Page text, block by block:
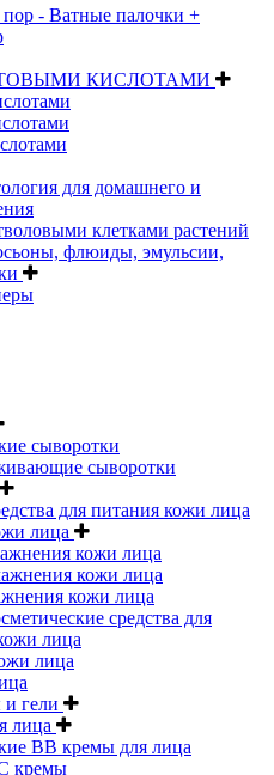
- Ватные палочки +
КИСЛОТАМИ
для домашнего и
клетками растений
флюиды, эмульсии,
сыворотки
сыворотки
для питания кожи лица
лица
кожи лица
кожи лица
кожи лица
средства для
лица
лица
гели
лица
BB кремы для лица
кремы